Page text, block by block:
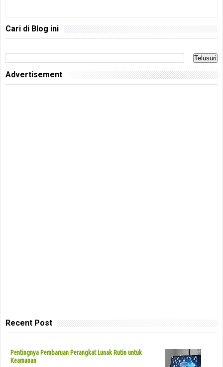
Cari di Blog ini
Advertisement
Recent Post
Pentingnya Pembaruan Perangkat Lunak Rutin untuk
Keamanan